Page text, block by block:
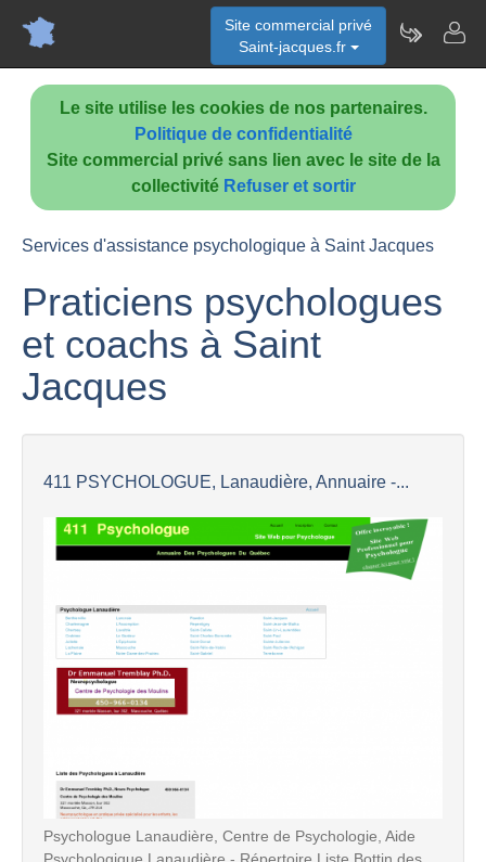
Le site utilise les cookies de nos partenaires.
Politique de confidentialité
Site commercial privé sans lien avec le site de la
collectivité Refuser et sortir
Site commercial privé
Saint-jacques.fr
Services d'assistance psychologique à Saint Jacques
Praticiens psychologues
et coachs à Saint
Jacques
411 PSYCHOLOGUE, Lanaudière, Annuaire -...
Psychologue Lanaudière, Centre de Psychologie, Aide
Psychologique Lanaudière - Répertoire Liste Bottin des